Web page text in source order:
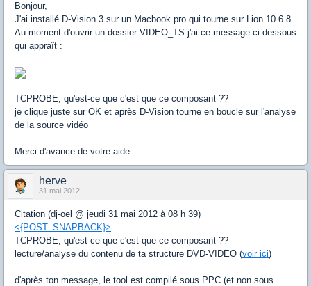
Bonjour,
J'ai installé D-Vision 3 sur un Macbook pro qui tourne sur Lion 10.6.8.
Au moment d'ouvrir un dossier VIDEO_TS j'ai ce message ci-dessous
qui appraît :
TCPROBE, qu'est-ce que c'est que ce composant ??
je clique juste sur OK et après D-Vision tourne en boucle sur l'analyse
de la source vidéo
Merci d'avance de votre aide
herve
31 mai 2012
Citation (dj-oel @ jeudi 31 mai 2012 à 08 h 39)
<{POST_SNAPBACK}>
TCPROBE, qu'est-ce que c'est que ce composant ??
lecture/analyse du contenu de ta structure DVD-VIDEO (voir ici)
d'après ton message, le tool est compilé sous PPC (et non sous